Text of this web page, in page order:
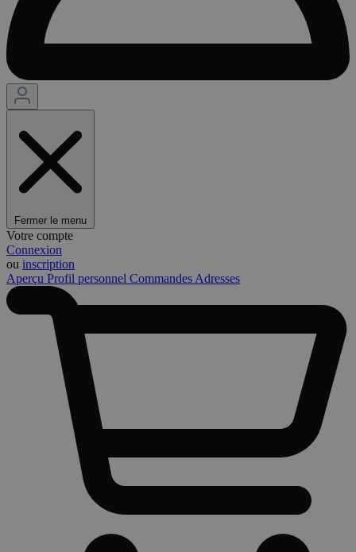
Fermer le menu
Votre compte
Connexion
ou inscription
Aperçu Profil personnel Commandes Adresses